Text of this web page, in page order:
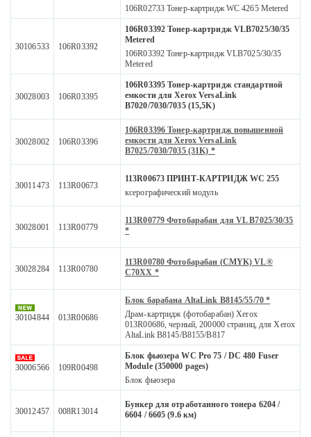
106R02733 Тонер-картридж WC 4265 Metered
30106533 106R03392
106R03392 Тонер-картридж VLB7025/30/35
Metered
106R03392 Тонер-картридж VLB7025/30/35
Metered
30028003 106R03395
106R03395 Тонер-картридж стандартной
емкости для Xerox VersaLink
B7020/7030/7035 (15,5K)
30028002 106R03396
106R03396 Тонер-картридж повышенной
емкости для Xerox VersaLink
B7025/7030/7035 (31K) *
30011473 113R00673
113R00673 ПРИНТ-КАРТРИДЖ WC 255
ксерографический модуль
30028001 113R00779
113R00779 Фотобарабан для VL B7025/30/35
*
30028284 113R00780
113R00780 Фотобарабан (CMYK) VL®
C70XX *
30104844 013R00686
Блок барабана AltaLink B8145/55/70 *
Драм-картридж (фотобарабан) Xerox
013R00686, черный, 200000 страниц, для Xerox
AltaLink B8145/B8155/B817
30006566 109R00498
Блок фьюзера WC Pro 75 / DC 480 Fuser
Module (350000 pages)
Блок фьюзера
30012457 008R13014
Бункер для отработанного тонера 6204 /
6604 / 6605 (9.6 км)